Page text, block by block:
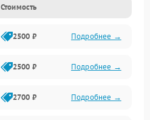
Стоимость
2500 ₽ Подробнее →
2500 ₽ Подробнее →
2700 ₽ Подробнее →